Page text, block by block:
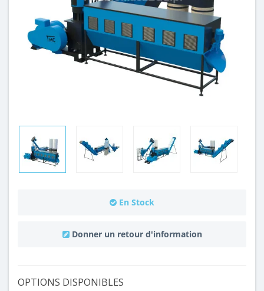
En Stock
Donner un retour d'information
OPTIONS DISPONIBLES